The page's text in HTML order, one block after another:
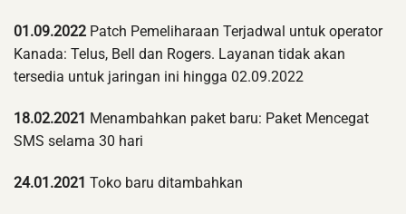
01.09.2022 Patch Pemeliharaan Terjadwal untuk operator
Kanada: Telus, Bell dan Rogers. Layanan tidak akan
tersedia untuk jaringan ini hingga 02.09.2022
18.02.2021 Menambahkan paket baru: Paket Mencegat
SMS selama 30 hari
24.01.2021 Toko baru ditambahkan